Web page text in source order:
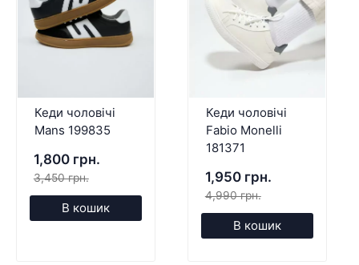
Кеди чоловічі
Mans 199835
1,800 грн.
3,450 грн.
В кошик
Кеди чоловічі
Fabio Monelli
181371
1,950 грн.
4,990 грн.
В кошик